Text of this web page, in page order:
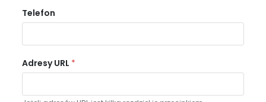
Telefon
Adresy URL *